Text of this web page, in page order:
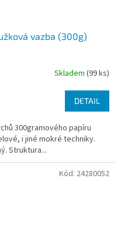
vazba (300g)
Skladem (99 ks)
DETAIL
300gramového papíru
i jiné mokré techniky.
Struktura...
Kód: 24280052